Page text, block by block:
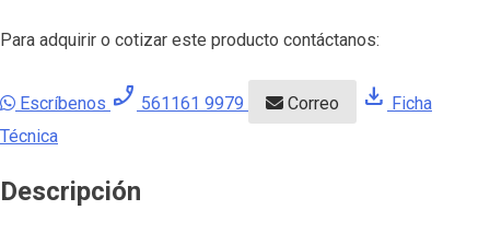
Para adquirir o cotizar este producto contáctanos:
Escríbenos phone_enabled 561161 9979 Correo download Ficha
Técnica
Descripción